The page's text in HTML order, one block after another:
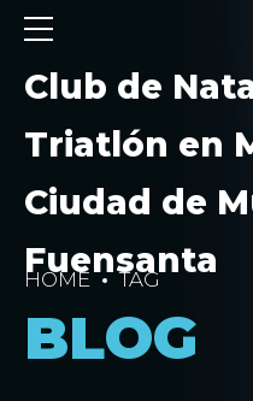
Club de
Triatlón en
Ciudad de
Fuensanta
HOME TAG
BLOG